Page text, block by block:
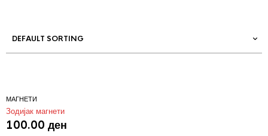
МАГНЕТИ
Зодијак магнети
100.00 ден